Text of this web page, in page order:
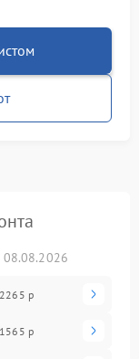
08.08.2026
2265 р
1565 р